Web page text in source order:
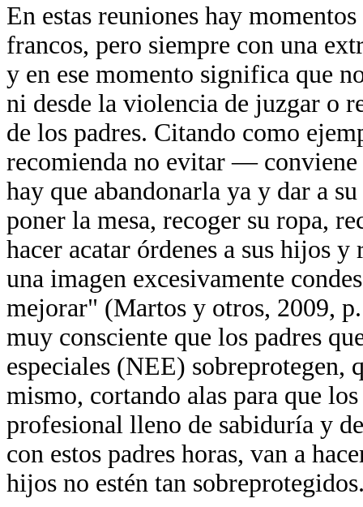
En estas reuniones hay
francos, pero siempre con una
y en ese momento significa que
ni desde la violencia de juzgar o
de los padres. Citando como
recomienda no evitar — conviene
hay que abandonarla ya y dar a
poner la mesa, recoger su ropa,
hacer acatar órdenes a sus hijos
una imagen excesivamente
mejorar" (Martos y otros, 2009,
muy consciente que los padres
especiales (NEE) sobreprotegen,
mismo, cortando alas para que
profesional lleno de sabiduría y
con estos padres horas, van a
hijos no estén tan